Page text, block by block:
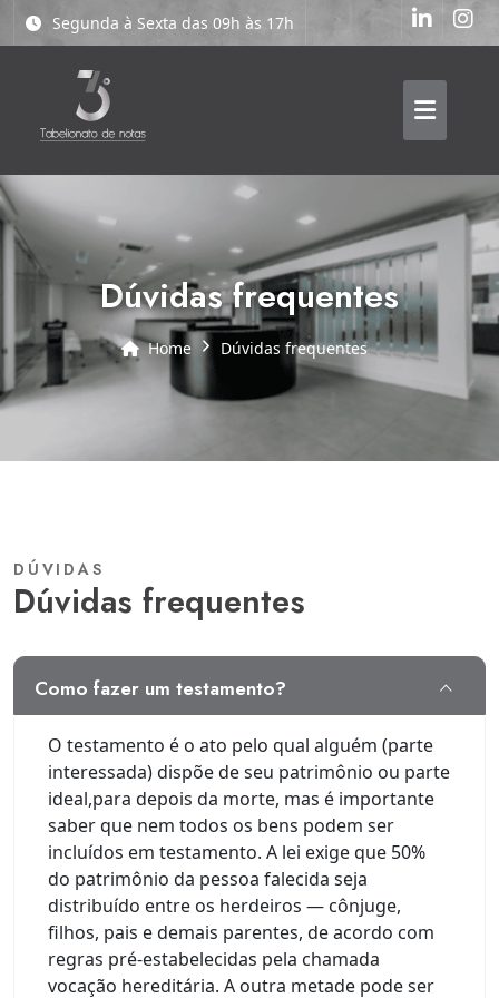
Segunda à Sexta das 09h às 17h
dúvidas frequentes
Home dúvidas frequentes
DÚVIDAS
dúvidas frequentes
como fazer um testamento?
O testamento é o ato pelo qual alguém (parte
interessada) dispõe de seu patrimônio ou parte
ideal,para depois da morte, mas é importante
saber que nem todos os bens podem ser
incluídos em testamento. A lei exige que 50%
do patrimônio da pessoa falecida seja
distribuído entre os herdeiros — cônjuge,
filhos, pais e demais parentes, de acordo com
regras pré-estabelecidas pela chamada
vocação hereditária. A outra metade pode ser